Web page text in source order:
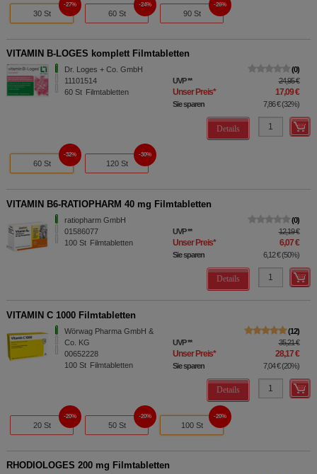
30 St
27%
60 St
24%
90 St
26%
VITAMIN B-LOGES komplett Filmtabletten
Dr. Loges + Co. GmbH
11101514
60 St Filmtabletten
0
UVP** 24,95 €
Unser Preis* 17,09 €
Sie sparen 7,86 €(32%)
Details
60 St
32%
120 St
30%
VITAMIN B6-RATIOPHARM 40 mg Filmtabletten
ratiopharm GmbH
01586077
100 St Filmtabletten
0
UVP** 12,19 €
Unser Preis* 6,07 €
Sie sparen 6,12 €(50%)
Details
VITAMIN C 1000 Filmtabletten
Wörwag Pharma GmbH &
Co. KG
00652228
100 St Filmtabletten
12
UVP** 35,21 €
Unser Preis* 28,17 €
Sie sparen 7,04 €(20%)
Details
20 St
20%
50 St
20%
100 St
20%
RHODIOLOGES 200 mg Filmtabletten